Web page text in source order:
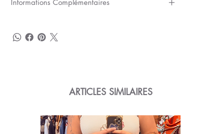
Informations Complémentaires
ARTICLES SIMILAIRES